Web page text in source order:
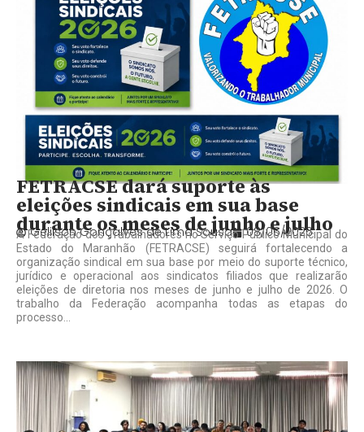
FETRACSE dará suporte às
eleições sindicais em sua base
durante os meses de junho e julho
Gelilson Gonçalves de Lima Sousa 08/06/2026
A Federação dos Trabalhadores no Serviço Público Municipal do
Estado do Maranhão (FETRACSE) seguirá fortalecendo a
organização sindical em sua base por meio do suporte técnico,
jurídico e operacional aos sindicatos filiados que realizarão
eleições de diretoria nos meses de junho e julho de 2026. O
trabalho da Federação acompanha todas as etapas do
processo...